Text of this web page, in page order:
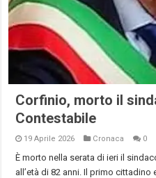
Corfinio, morto il
Contestabile
19 Aprile 2026 Cronaca 0
È morto nella serata di ieri il
all’età di 82 anni. Il primo